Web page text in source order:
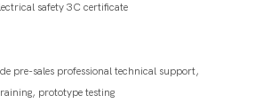
safety 3C certificate
pre-sales professional technical support,
prototype testing